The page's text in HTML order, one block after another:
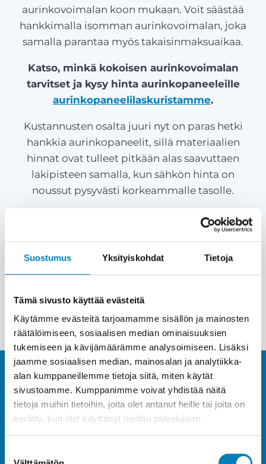
Suostumus Yksityiskohdat Tietoja
Tämä sivusto käyttää evästeitä
Käytämme evästeitä tarjoamamme sisällön ja mainosten
räätälöimiseen, sosiaalisen median ominaisuuksien
tukemiseen ja kävijämäärämme analysoimiseen. Lisäksi
jaamme sosiaalisen median, mainosalan ja analytiikka-
alan kumppaneillemme tietoja siitä, miten käytät
sivustoamme. Kumppanimme voivat yhdistää näitä
tietoja muihin tietoihin, joita olet antanut heille tai joita on
kerätty, kun olet käyttänyt heidän palvelujaan.
aurinkovoimalan koon mukaan. Voit säästää
hankkimalla isomman aurinkovoimalan, joka
samalla parantaa myös takaisinmaksuaikaa.
Katso, minkä kokoisen aurinkovoimalan
tarvitset ja kysy hinta aurinkopaneeleille
aurinkopaneelilaskuristamme.
Kustannusten osalta juuri nyt on paras hetki
hankkia aurinkopaneelit, sillä materiaalien
hinnat ovat tulleet pitkään alas saavuttaen
lakipisteen samalla, kun sähkön hinta on
noussut pysyvästi korkeammalle tasolle.
Meiltä saat aurinkopaneelit katollesi Jokioisissa
6 kuukauden kuluttomalla ja korottomalla
Pyydä tarjous
Hanki tehokas ja tuottava
aurinkosähköjärjestelmä